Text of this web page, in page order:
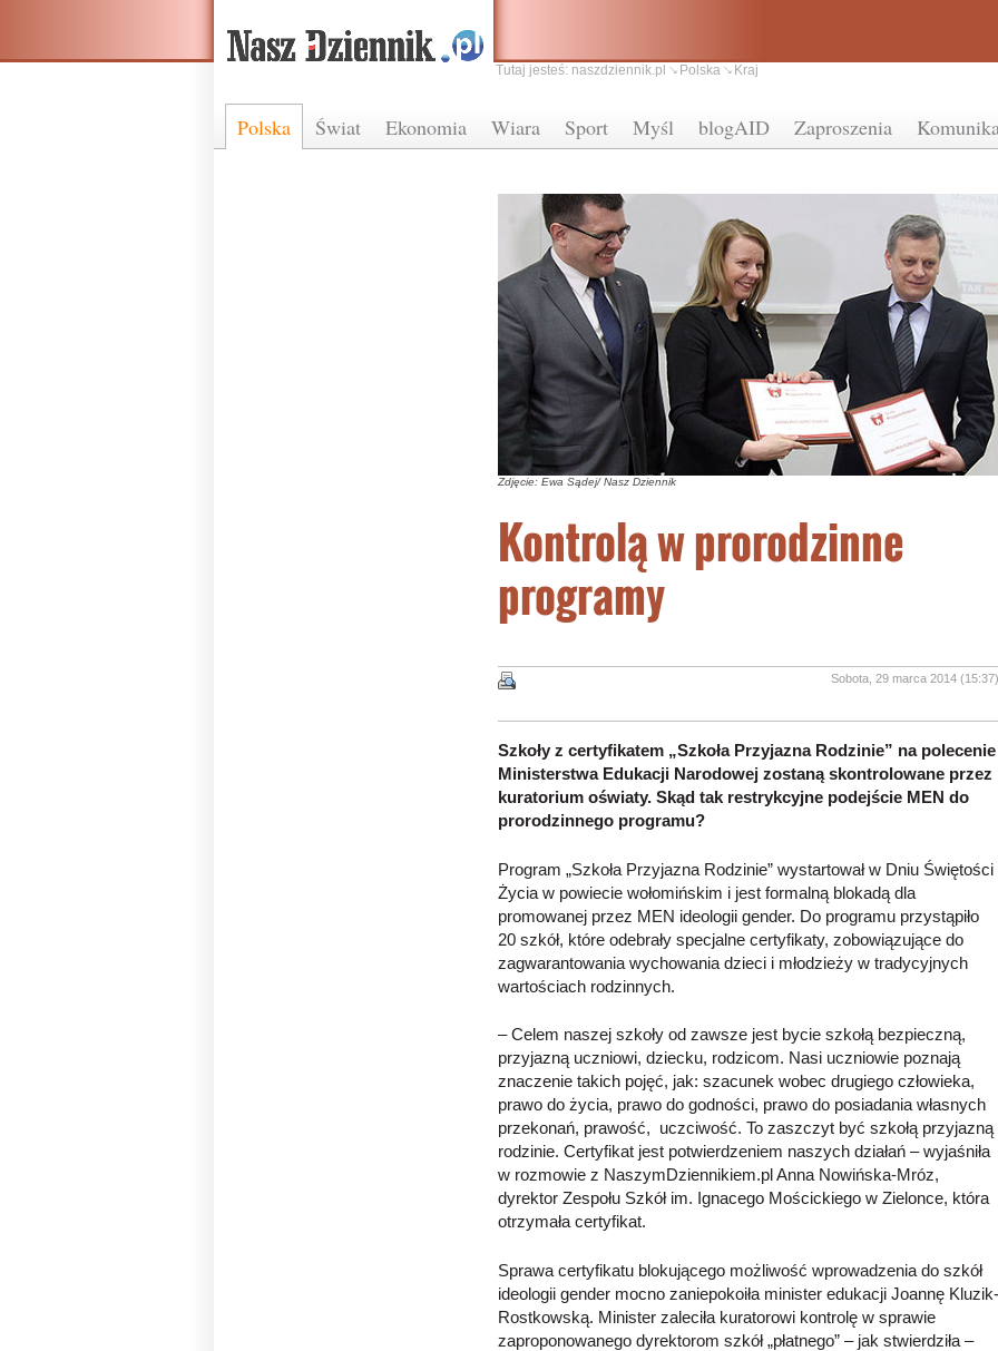
Polska Świat Ekonomia Wiara Sport Myśl blogAID Zaproszenia
Tutaj jesteś: naszdziennik.pl Polska Kraj
Zdjęcie: Ewa Sądej/ Nasz Dziennik
Kontrolą w prorodzinne
programy
Sobota, 29 marca 2014 (15:37)
Szkoły z certyfikatem „Szkoła Przyjazna Rodzinie” na polecenie
Ministerstwa Edukacji Narodowej zostaną skontrolowane przez
kuratorium oświaty. Skąd tak restrykcyjne podejście MEN do
prorodzinnego programu?
Program „Szkoła Przyjazna Rodzinie” wystartował w Dniu Świętości
Życia w powiecie wołomińskim i jest formalną blokadą dla
promowanej przez MEN ideologii gender. Do programu przystąpiło
20 szkół, które odebrały specjalne certyfikaty, zobowiązujące do
zagwarantowania wychowania dzieci i młodzieży w tradycyjnych
wartościach rodzinnych.
– Celem naszej szkoły od zawsze jest bycie szkołą bezpieczną,
przyjazną uczniowi, dziecku, rodzicom. Nasi uczniowie poznają
znaczenie takich pojęć, jak: szacunek wobec drugiego człowieka,
prawo do życia, prawo do godności, prawo do posiadania własnych
przekonań, prawość, uczciwość. To zaszczyt być szkołą przyjazną
rodzinie. Certyfikat jest potwierdzeniem naszych działań – wyjaśniła
w rozmowie z NaszymDziennikiem.pl Anna Nowińska-Mróz,
dyrektor Zespołu Szkół im. Ignacego Mościckiego w Zielonce, która
otrzymała certyfikat.
Sprawa certyfikatu blokującego możliwość wprowadzenia do szkół
ideologii gender mocno zaniepokoiła minister edukacji Joannę Kluzik-
Rostkowską. Minister zaleciła kuratorowi kontrolę w sprawie
zaproponowanego dyrektorom szkół „płatnego” – jak stwierdziła –